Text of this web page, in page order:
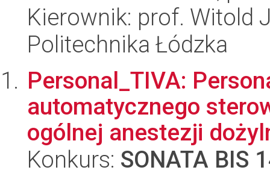
Kierownik: prof. Witold
Politechnika Łódzka
Personal_TIVA:
automatycznego
ogólnej anestezji
Konkurs: SONATA BIS